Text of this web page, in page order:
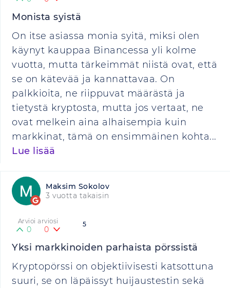
Monista syistä
On itse asiassa monia syitä, miksi olen
käynyt kauppaa Binancessa yli kolme
vuotta, mutta tärkeimmät niistä ovat, että
se on kätevää ja kannattavaa. On
palkkioita, ne riippuvat määrästä ja
tietystä kryptosta, mutta jos vertaat, ne
ovat melkein aina alhaisempia kuin
markkinat, tämä on ensimmäinen kohta...
Lue lisää
Maksim Sokolov
3 vuotta takaisin
5
Arvioi arviosi
0 0
Yksi markkinoiden parhaista pörssistä
Kryptopörssi on objektiivisesti katsottuna
suuri, se on läpäissyt huijaustestin sekä